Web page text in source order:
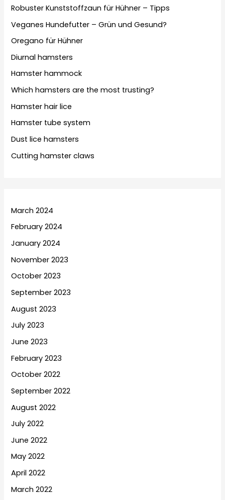
Robuster Kunststoffzaun für Hühner – Tipps
Veganes Hundefutter – Grün und Gesund?
Oregano für Hühner
Diurnal hamsters
Hamster hammock
Which hamsters are the most trusting?
Hamster hair lice
Hamster tube system
Dust lice hamsters
Cutting hamster claws
March 2024
February 2024
January 2024
November 2023
October 2023
September 2023
August 2023
July 2023
June 2023
February 2023
October 2022
September 2022
August 2022
July 2022
June 2022
May 2022
April 2022
March 2022